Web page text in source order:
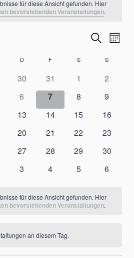
für diese Ansicht gefunden. Hier
bevorstehenden Veranstaltungen.
Suche
und
Suche
Monat
MITTWOCH
DDONNERSTAG
F SSAMSTAGS
0
Veranstaltungen
30
0
Veranstaltungen
31
0
1
0
2
0
Veranstaltungen
6
0
Veranstaltungen
7
0
8
0
9
0
13
0
14
0
15
0
16
0
20
0
21
0
22
0
23
0
27
0
28
0
29
0
30
0
3
0
4
0
5
0
6
für diese Ansicht gefunden. Hier
bevorstehenden Veranstaltungen.
an diesem Tag.